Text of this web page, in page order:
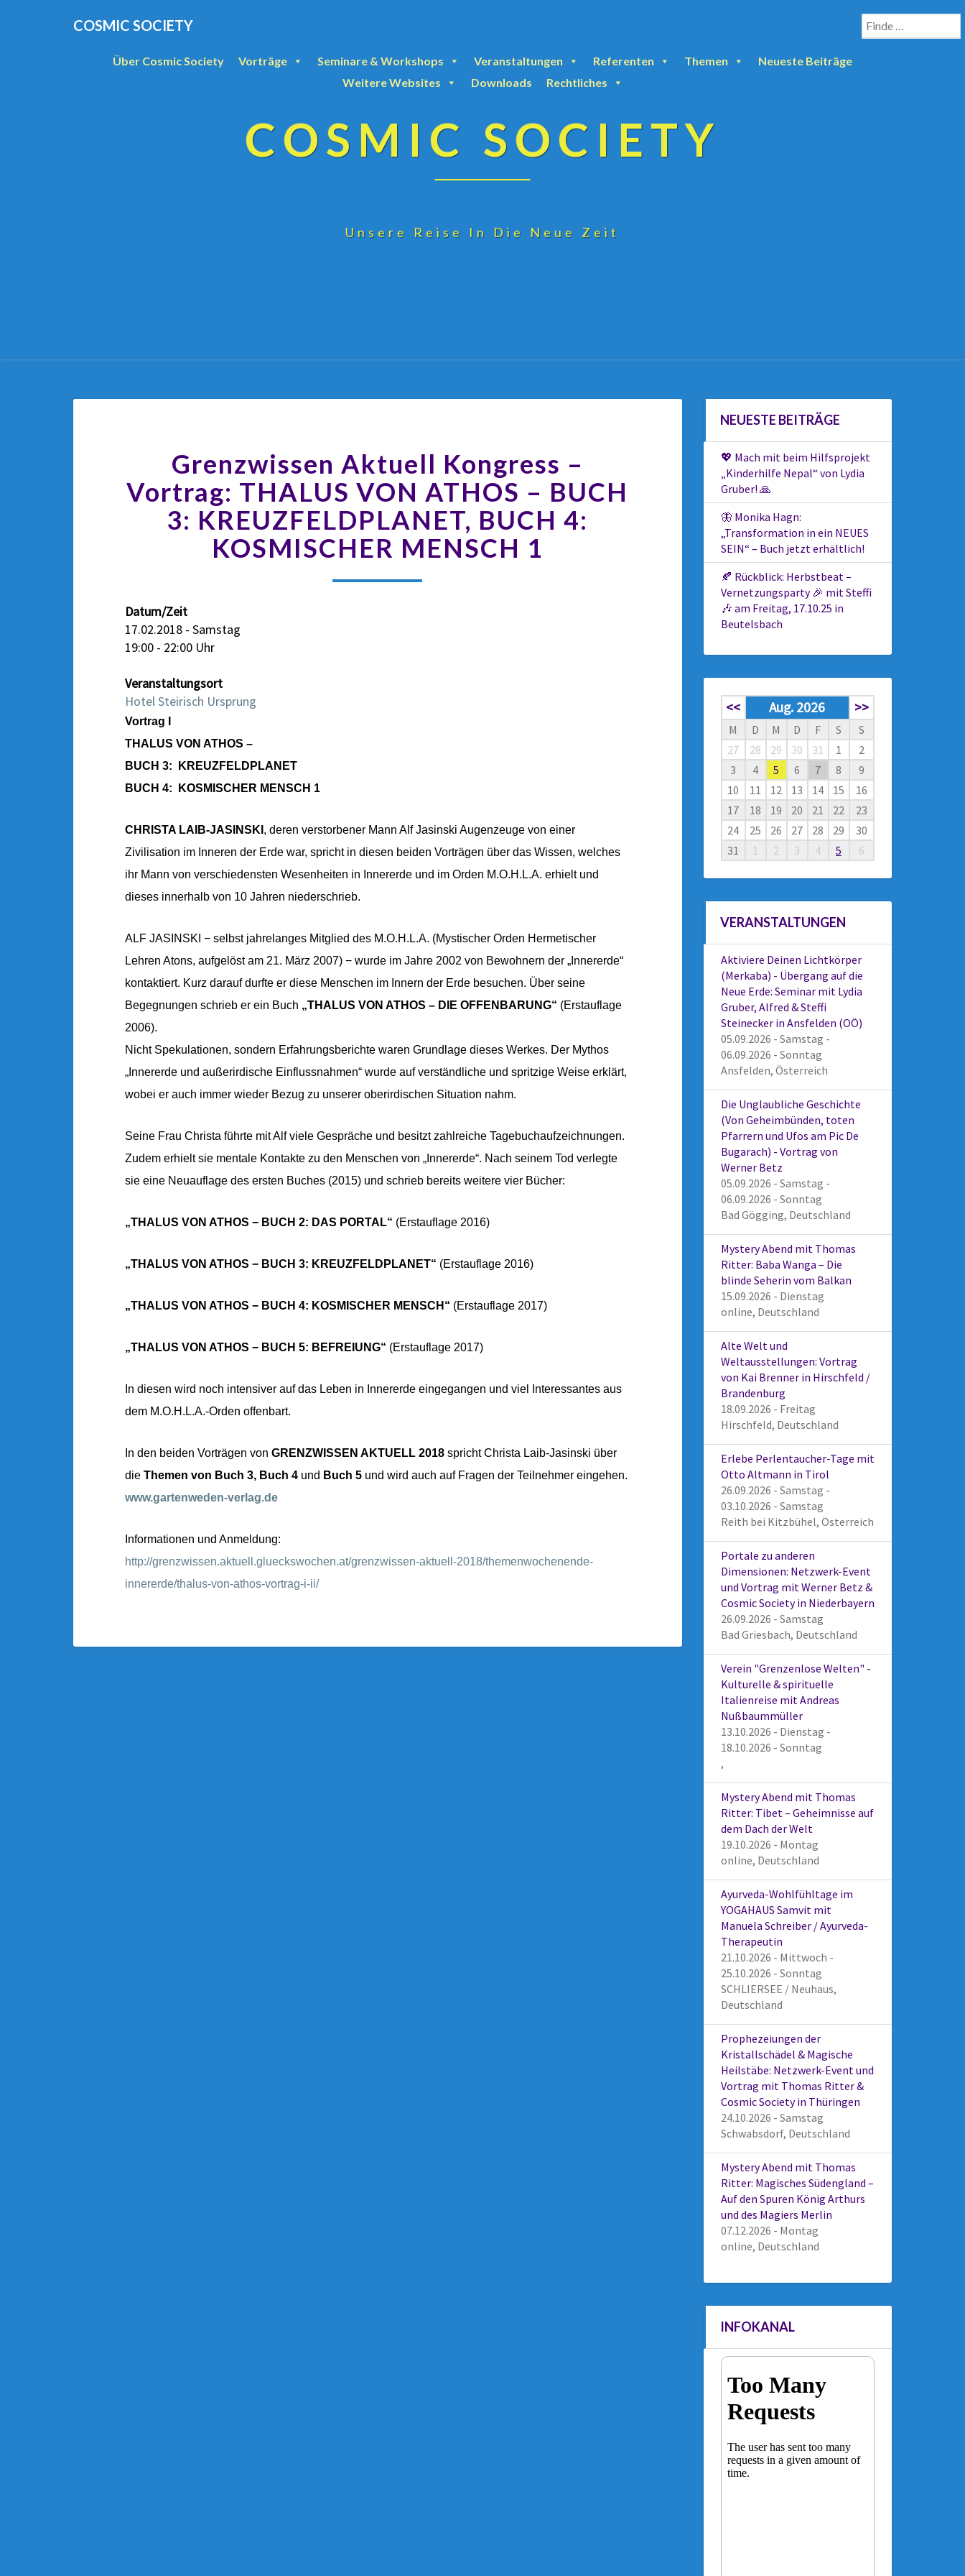
COSMIC SOCIETY
Über Cosmic Society Vorträge Seminare & Workshops Veranstaltungen Referenten Themen
Neueste Beiträge
Weitere Websites
Downloads Rechtliches
COSMIC SOCIETY
Unsere Reise In Die Neue Zeit
Grenzwissen Aktuell Kongress –
Vortrag: THALUS VON ATHOS – BUCH
3: KREUZFELDPLANET, BUCH 4:
KOSMISCHER MENSCH 1
Datum/Zeit
17.02.2018 - Samstag
19:00 - 22:00 Uhr
Veranstaltungsort
Hotel Steirisch Ursprung
Vortrag I
THALUS VON ATHOS –
BUCH 3:
KREUZFELDPLANET
BUCH 4:
KOSMISCHER MENSCH 1
CHRISTA LAIB-JASINSKI , deren verstorbener Mann Alf Jasinski Augenzeuge von einer
Zivilisation im Inneren der Erde war, spricht in diesen beiden Vorträgen über das Wissen, welches
ihr Mann von verschiedensten Wesenheiten in Innererde und im Orden M.O.H.L.A. erhielt und
dieses innerhalb von 10 Jahren niederschrieb.
ALF JASINSKI − selbst jahrelanges Mitglied des M.O.H.L.A. (Mystischer Orden Hermetischer
Lehren Atons, aufgelöst am 21. März 2007) − wurde im Jahre 2002 von Bewohnern der „Innererde“
kontaktiert. Kurz darauf durfte er diese Menschen im Innern der Erde besuchen. Über seine
Begegnungen schrieb er ein Buch „THALUS VON ATHOS – DIE OFFENBARUNG“ (Erstauflage
2006).
Nicht Spekulationen, sondern Erfahrungsberichte waren Grundlage dieses Werkes. Der Mythos
„Innererde und außerirdische Einflussnahmen“ wurde auf verständliche und spritzige Weise erklärt,
wobei er auch immer wieder Bezug zu unserer oberirdischen Situation nahm.
Seine Frau Christa führte mit Alf viele Gespräche und besitzt zahlreiche Tagebuchaufzeichnungen.
Zudem erhielt sie mentale Kontakte zu den Menschen von „Innererde“. Nach seinem Tod verlegte
sie eine Neuauflage des ersten Buches (2015) und schrieb bereits weitere vier Bücher:
„THALUS VON ATHOS − BUCH 2: DAS PORTAL“ (Erstauflage 2016)
„THALUS VON ATHOS − BUCH 3: KREUZFELDPLANET“ (Erstauflage 2016)
„THALUS VON ATHOS − BUCH 4: KOSMISCHER MENSCH“ (Erstauflage 2017)
„THALUS VON ATHOS − BUCH 5: BEFREIUNG“ (Erstauflage 2017)
In diesen wird noch intensiver auf das Leben in Innererde eingegangen und viel Interessantes aus
dem M.O.H.L.A.-Orden offenbart.
In den beiden Vorträgen von GRENZWISSEN AKTUELL 2018 spricht Christa Laib-Jasinski über
die Themen von Buch 3, Buch 4 und Buch 5 und wird auch auf Fragen der Teilnehmer eingehen.
www.gartenweden-verlag.de
Informationen und Anmeldung:
http://grenzwissen.aktuell.glueckswochen.at/grenzwissen-aktuell-2018/themenwochenende-
innererde/thalus-von-athos-vortrag-i-ii/
NEUESTE BEITRÄGE
💖 Mach mit beim Hilfsprojekt
„Kinderhilfe Nepal“ von Lydia
Gruber! 🙏
🦋 Monika Hagn:
„Transformation in ein NEUES
SEIN“ – Buch jetzt erhältlich!
🍂 Rückblick: Herbstbeat –
Vernetzungsparty 🎉 mit Steffi
🎶 am Freitag, 17.10.25 in
Beutelsbach
<< Aug. 2026 >>
M D M D F S
S
27
28 29 30 31 1
2
3
4 5 6 7 8
9
10
11 12 13 14 15
16
17
18 19 20 21 22
23
24
25 26 27 28 29
30
31
1 2 3 4 5 6
VERANSTALTUNGEN
Aktiviere Deinen Lichtkörper
(Merkaba) - Übergang auf die
Neue Erde: Seminar mit Lydia
Gruber, Alfred & Steffi
Steinecker in Ansfelden (OÖ)
05.09.2026 - Samstag -
06.09.2026 - Sonntag
Ansfelden, Österreich
Die Unglaubliche Geschichte
(Von Geheimbünden, toten
Pfarrern und Ufos am Pic De
Bugarach) - Vortrag von
Werner Betz
05.09.2026 - Samstag -
06.09.2026 - Sonntag
Bad Gögging, Deutschland
Mystery Abend mit Thomas
Ritter: Baba Wanga – Die
blinde Seherin vom Balkan
15.09.2026 - Dienstag
online, Deutschland
Alte Welt und
Weltausstellungen: Vortrag
von Kai Brenner in Hirschfeld /
Brandenburg
18.09.2026 - Freitag
Hirschfeld, Deutschland
Erlebe Perlentaucher-Tage mit
Otto Altmann in Tirol
26.09.2026 - Samstag -
03.10.2026 - Samstag
Reith bei Kitzbühel, Österreich
Portale zu anderen
Dimensionen: Netzwerk-Event
und Vortrag mit Werner Betz &
Cosmic Society in Niederbayern
26.09.2026 - Samstag
Bad Griesbach, Deutschland
Verein "Grenzenlose Welten" -
Kulturelle & spirituelle
Italienreise mit Andreas
Nußbaummüller
13.10.2026 - Dienstag -
18.10.2026 - Sonntag
,
Mystery Abend mit Thomas
Ritter: Tibet – Geheimnisse auf
dem Dach der Welt
19.10.2026 - Montag
online, Deutschland
Ayurveda-Wohlfühltage im
YOGAHAUS Samvit mit
Manuela Schreiber / Ayurveda-
Therapeutin
21.10.2026 - Mittwoch -
25.10.2026 - Sonntag
SCHLIERSEE / Neuhaus,
Deutschland
Prophezeiungen der
Kristallschädel & Magische
Heilstäbe: Netzwerk-Event und
Vortrag mit Thomas Ritter &
Cosmic Society in Thüringen
24.10.2026 - Samstag
Schwabsdorf, Deutschland
Mystery Abend mit Thomas
Ritter: Magisches Südengland –
Auf den Spuren König Arthurs
und des Magiers Merlin
07.12.2026 - Montag
online, Deutschland
INFOKANAL